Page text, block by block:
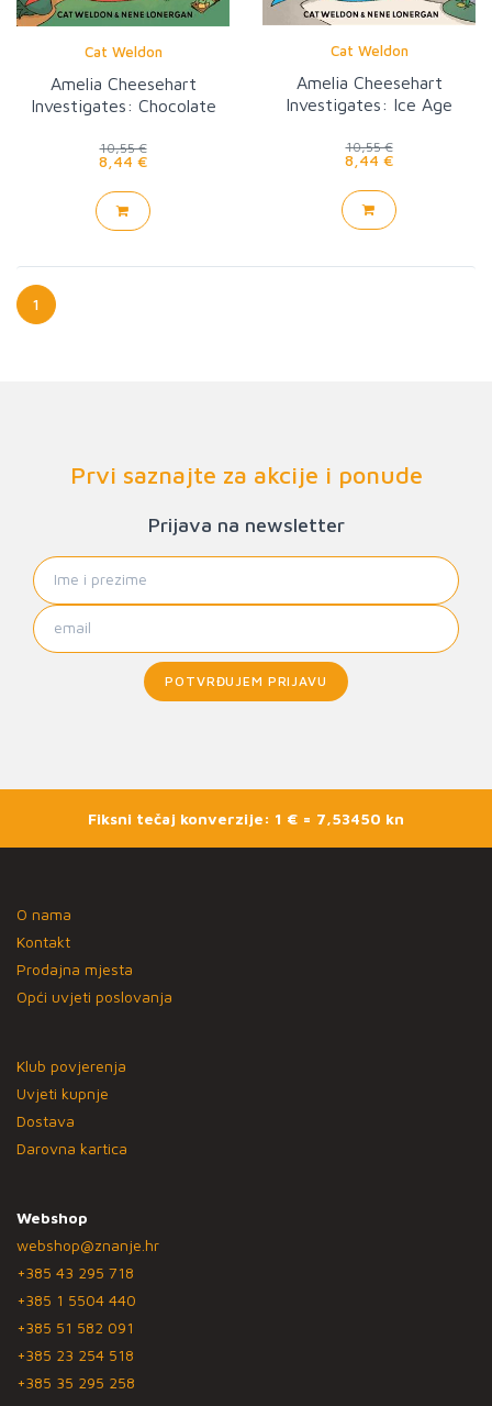
Cat Weldon
Amelia Cheesehart
Investigates: Chocolate
10,55 €
8,44 €
Cat Weldon
Amelia Cheesehart
Investigates: Ice Age
10,55 €
8,44 €
1
Prvi saznajte za akcije i ponude
Prijava na newsletter
POTVRĐUJEM PRIJAVU
Fiksni tečaj konverzije: 1 € = 7,53450 kn
O nama
Kontakt
Prodajna mjesta
Opći uvjeti poslovanja
Klub povjerenja
Uvjeti kupnje
Dostava
Darovna kartica
Webshop
webshop@znanje.hr
+385 43 295 718
+385 1 5504 440
+385 51 582 091
+385 23 254 518
+385 35 295 258